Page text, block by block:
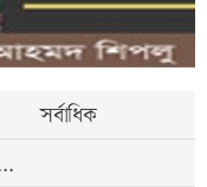
সর্বাধিক